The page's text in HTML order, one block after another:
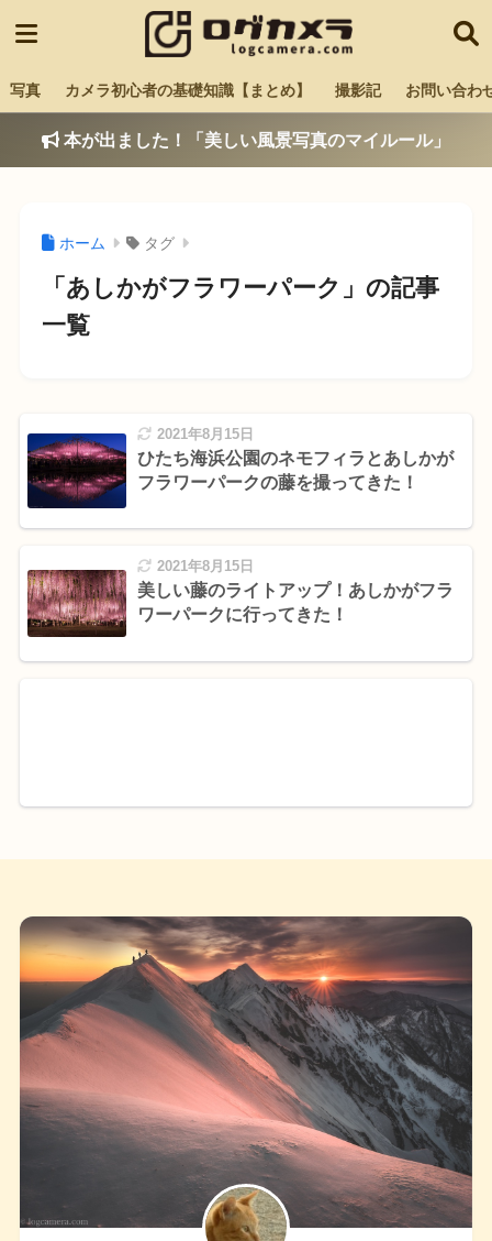
写真 カメラ初心者の基礎知識【まとめ】 撮影記 お問い合わ
本が出ました！「美しい風景写真のマイルール」
ホーム タグ
「あしかがフラワーパーク」の記事
一覧
2021年8月15日
ひたち海浜公園のネモフィラとあしかが
フラワーパークの藤を撮ってきた！
2021年8月15日
美しい藤のライトアップ！あしかがフラ
ワーパークに行ってきた！